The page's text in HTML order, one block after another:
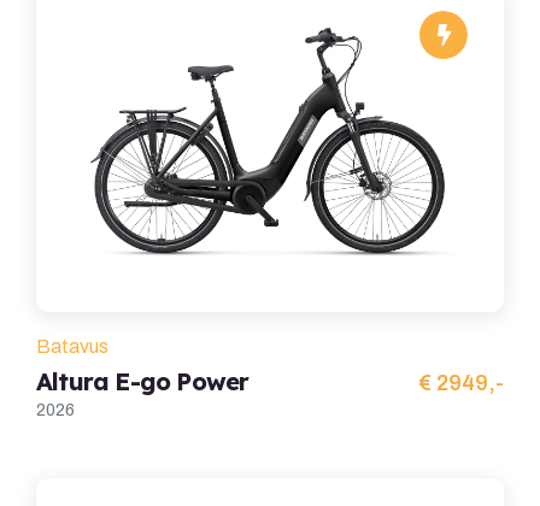
Batavus
Altura E-go Power
2026
€ 2949,-